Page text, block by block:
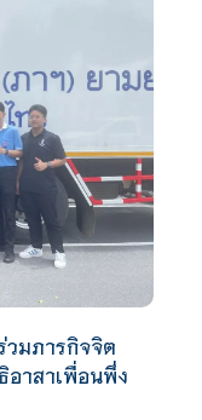
วมภารกิจจิต
อาสาเพื่อนพึ่ง